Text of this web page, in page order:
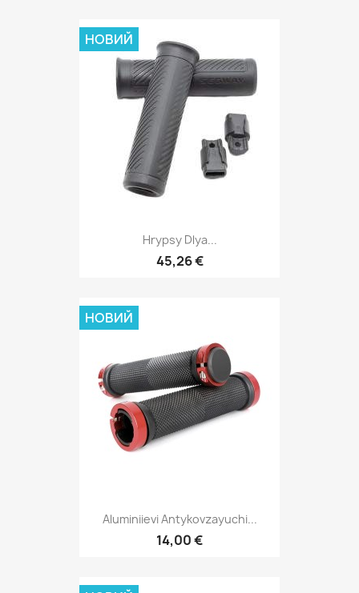
Hrypsy Dlya...
45,26 €
НОВИЙ
Aluminiievi Antykovzayuchi...
14,00 €
НОВИЙ